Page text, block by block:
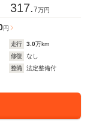
317.7万円
円
走行 3.0万km
修復
なし
整備
法定整備付